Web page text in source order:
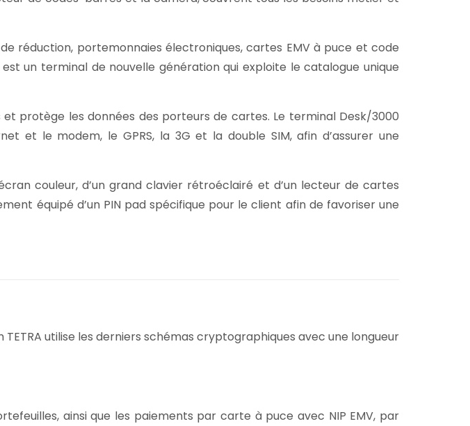
réduction, portemonnaies électroniques, cartes EMV à puce et code
un terminal de nouvelle génération qui exploite le catalogue unique
protège les données des porteurs de cartes. Le terminal Desk/3000
et le modem, le GPRS, la 3G et la double SIM, afin d’assurer une
couleur, d’un grand clavier rétroéclairé et d’un lecteur de cartes
équipé d’un PIN pad spécifique pour le client afin de favoriser une
utilise les derniers schémas cryptographiques avec une longueur
ainsi que les paiements par carte à puce avec NIP EMV, par